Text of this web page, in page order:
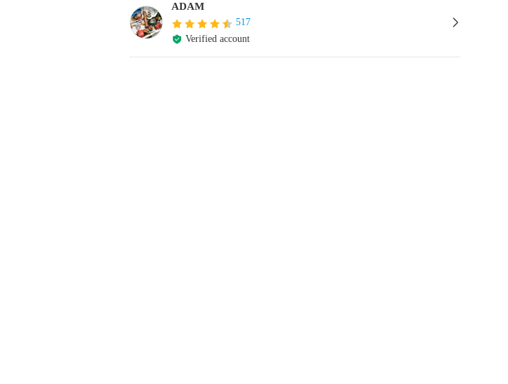
ADAM
517
Verified account